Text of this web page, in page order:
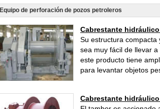
Equipo de perforación de pozos petroleros
Cabrestante hidráulico
Su estructura
sea muy fácil de llevar
este producto tiene
para levantar objetos
Cabrestante